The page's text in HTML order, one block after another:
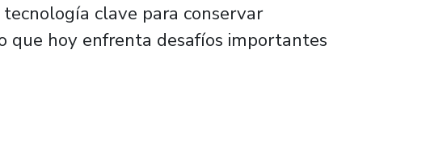
clave para conservar
que hoy enfrenta desafíos importantes
procesos de liofilización de alimentos